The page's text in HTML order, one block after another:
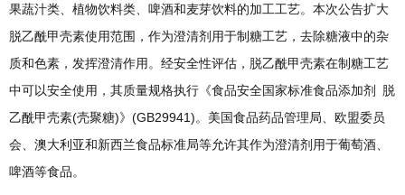
果蔬汁类、植物饮料类、啤酒和麦芽饮料的加工工艺。本次公告扩大
脱乙酰甲壳素使用范围，作为澄清剂用于制糖工艺，去除糖液中的杂
质和色素，发挥澄清作用。经安全性评估，脱乙酰甲壳素在制糖工艺
中可以安全使用，其质量规格执行《食品安全国家标准食品添加剂 脱
乙酰甲壳素(壳聚糖)》(GB29941)。美国食品药品管理局、欧盟委员
会、澳大利亚和新西兰食品标准局等允许其作为澄清剂用于葡萄酒、
啤酒等食品。